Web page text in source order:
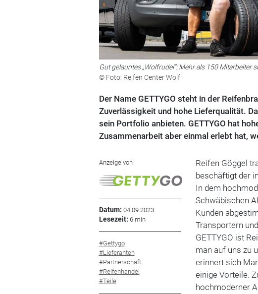
Gut gelauntes „Wolfrudel“: Mehr als 150 Mitarbeiter
© Foto: Reifen Center Wolf
Der Name GETTYGO steht in der
Zuverlässigkeit und hohe Lieferqualität.
sein Portfolio anbieten. GETTYGO hat
Zusammenarbeit aber einmal erlebt hat,
Anzeige von
Datum: 04.09.2023
Lesezeit: 6 min
#Gettygo
#Lieferanten
#Partnerschaft
#Reifenhandel
#Teile
Reifen Göggel
beschäftigt der
In dem
Schwäbischen
Kunden
Transportern
GETTYGO ist
man auf uns zu
erinnert sich
einige Vorteile.
hochmoderner